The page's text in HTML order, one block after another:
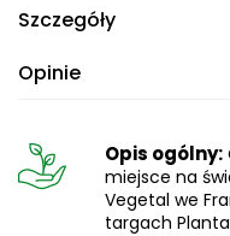
Szczegóły
Opinie
Opis ogólny:
miejsce na
Vegetal we
targach